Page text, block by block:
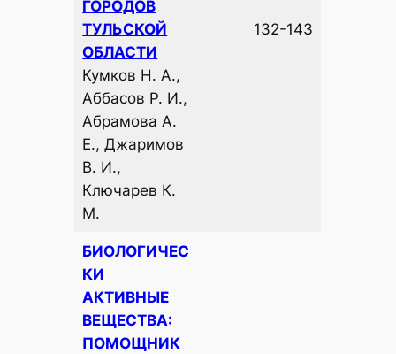
ГОРОДОВ
ТУЛЬСКОЙ
ОБЛАСТИ
Кумков Н. А.,
Аббасов Р. И.,
Абрамова А.
Е., Джаримов
В. И.,
Ключарев К.
М.
132-143
БИОЛОГИЧЕС
КИ
АКТИВНЫЕ
ВЕЩЕСТВА:
ПОМОЩНИК